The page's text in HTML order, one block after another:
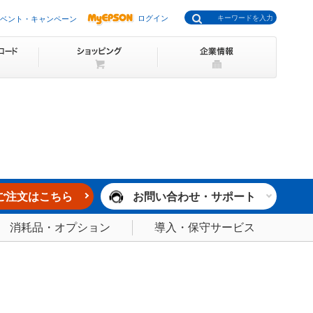
ント・キャンペーン ログイン
注文はこちら お問い合わせ・サポート
消耗品・オプション 導入・保守サービス